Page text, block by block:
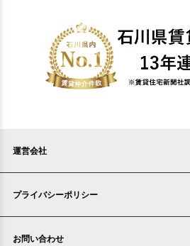
運営会社
プライバシーポリシー
お問い合わせ